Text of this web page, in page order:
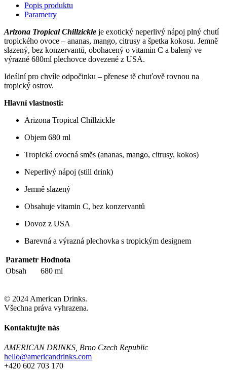
Popis produktu
Parametry
Arizona Tropical Chillzickle je exotický neperlivý nápoj plný chutí
tropického ovoce – ananas, mango, citrusy a špetka kokosu. Jemně
slazený, bez konzervantů, obohacený o vitamin C a balený ve
výrazné 680ml plechovce dovezené z USA.
Ideální pro chvíle odpočinku – přenese tě chuťově rovnou na
tropický ostrov.
Hlavní vlastnosti:
Arizona Tropical Chillzickle
Objem 680 ml
Tropická ovocná směs (ananas, mango, citrusy, kokos)
Neperlivý nápoj (still drink)
Jemně slazený
Obsahuje vitamin C, bez konzervantů
Dovoz z USA
Barevná a výrazná plechovka s tropickým designem
Parametr Hodnota
Obsah
680 ml
© 2024 American Drinks.
Všechna práva vyhrazena.
Kontaktujte nás
AMERICAN DRINKS, Brno Czech Republic
hello@americandrinks.com
+420 602 703 170